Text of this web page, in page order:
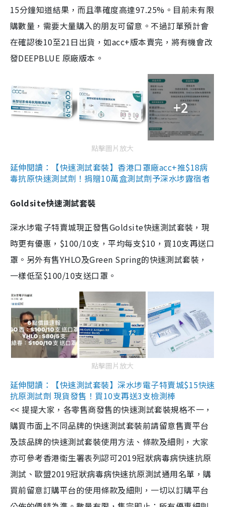
15分鐘知道結果，而且準確度高達97.25%。目前未有限
購數量，需要大量購入的朋友可留意。不過訂單預計會
在確認後10至21日出貨，如acc+版本賣完，將有機會改
發DEEPBLUE 原廠版本。
+2
點擊圖片放大
延伸閱讀：【快速測試套裝】香港口罩廠acc+推$18病
毒抗原快速測試劑！捐贈10萬盒測試劑予深水埗露宿者
Goldsite快速測試套裝
深水埗電子特賣城現正發售Goldsite快速測試套裝，現
時更有優惠，$100/10支，平均每支$10，買10支再送口
罩。另外有售YHLO及Green Spring的快速測試套裝，
一樣低至$100/10支送口罩。
點擊圖片放大
延伸閱讀：【快速測試套裝】深水埗電子特賣城$15快速
抗原測試劑 現貨發售！買10支再送3支檢測棒
<< 提提大家，各零售商發售的快速測試套裝規格不一，
購買市面上不同品牌的快速測試套裝前請留意售賣平台
及該品牌的快速測試套裝使用方法、條款及細則，大家
亦可參考香港衞生署表列認可2019冠狀病毒病快速抗原
測試、歐盟2019冠狀病毒病快速抗原測試通用名單，購
買前留意訂購平台的使用條款及細則，一切以訂購平台